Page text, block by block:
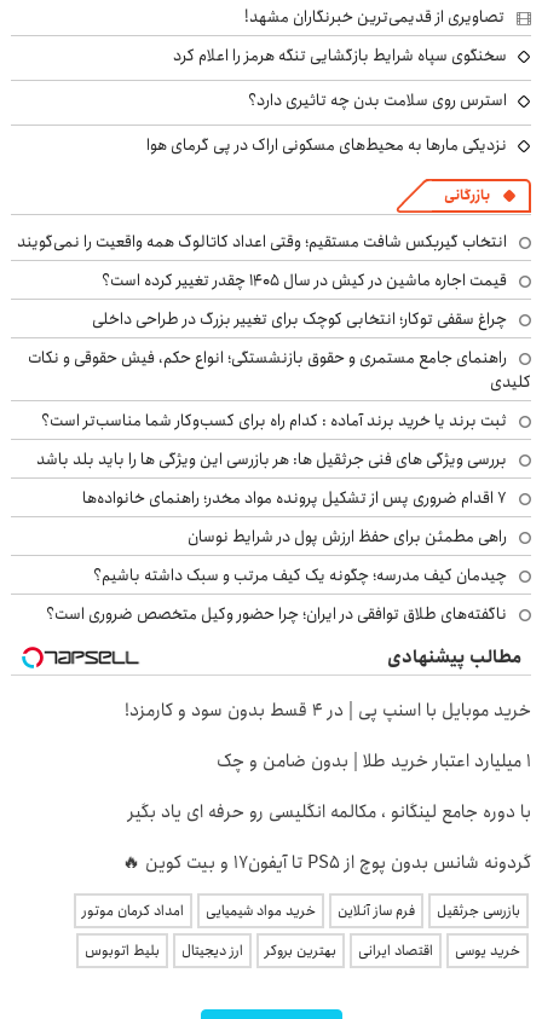
تصاویری از قدیمی‌ترین خبرنگاران مشهد!
سخنگوی سپاه شرایط بازگشایی تنگه هرمز را اعلام کرد
استرس روی سلامت بدن چه تاثیری دارد؟
نزدیکی مارها به محیط‌های مسکونی اراک در پی گرمای هوا
بازرگانی
انتخاب گیربکس شافت مستقیم؛ وقتی اعداد کاتالوگ همه واقعیت را نمی‌گویند
قیمت اجاره ماشین در کیش در سال ۱۴۰۵ چقدر تغییر کرده است؟
چراغ سقفی توکار؛ انتخابی کوچک برای تغییر بزرگ در طراحی داخلی
راهنمای جامع مستمری و حقوق بازنشستگی؛ انواع حکم، فیش حقوقی و نکات
کلیدی
ثبت برند یا خرید برند آماده : کدام راه برای کسب‌وکار شما مناسب‌تر است؟
بررسی ویژگی های فنی جرثقیل ها: هر بازرسی این ویژگی ها را باید بلد باشد
۷ اقدام ضروری پس از تشکیل پرونده مواد مخدر؛ راهنمای خانواده‌ها
راهی مطمئن برای حفظ ارزش پول در شرایط نوسان
چیدمان کیف مدرسه؛ چگونه یک کیف مرتب و سبک داشته باشیم؟
ناگفته‌های طلاق توافقی در ایران؛ چرا حضور وکیل متخصص ضروری است؟
مطالب پیشنهادی
خرید موبایل با اسنپ پی | در ۴ قسط بدون سود و کارمزد!
۱ میلیارد اعتبار خرید طلا | بدون ضامن و چک
با دوره جامع لینگانو ، مکالمه انگلیسی رو حرفه ای یاد بگیر
گردونه شانس بدون پوچ از PS5 تا آیفون17 و بیت کوین 🔥
بازرسی جرثقیل فرم ساز آنلاین خرید مواد شیمیایی
امداد کرمان موتور
خرید یوسی
اقتصاد ایرانی بهترین بروکر ارز دیجیتال بلیط اتوبوس